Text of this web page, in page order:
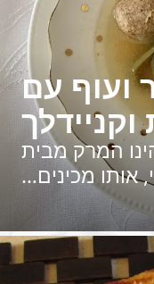
ועוף עם
וקניידלך
המרק מבית
אותו מכינים…